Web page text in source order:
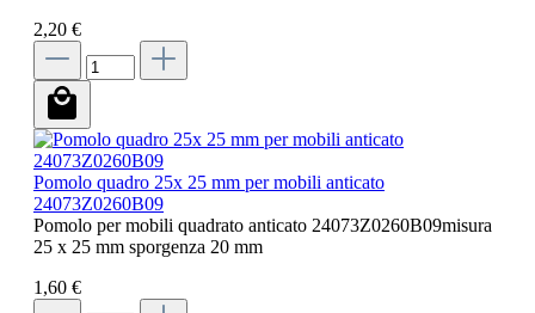
2,20 €
Pomolo quadro 25x 25 mm per mobili anticato
24073Z0260B09
Pomolo per mobili quadrato anticato 24073Z0260B09misura
25 x 25 mm sporgenza 20 mm
1,60 €